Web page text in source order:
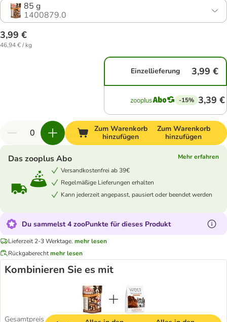
85 g
1400879.0
3,99 €
46,94 € / kg
Einzellieferung 3,99 €
-15% 3,39 €
Zum Warenkorb
hinzufügen
Zum Warenkorb
hinzufügen
Das zooplus Abo
Mehr erfahren
Versandkostenfrei ab 39€
Regelmäßige Lieferungen erhalten
Kann jederzeit angepasst, pausiert oder beendet werden
Du sammelst 4 zooPunkte für dieses Produkt
Lieferzeit 2-3 Werktage. mehr lesen
Rückgaberechtmehr lesen
Kombinieren Sie es mit
Gesamtpreis